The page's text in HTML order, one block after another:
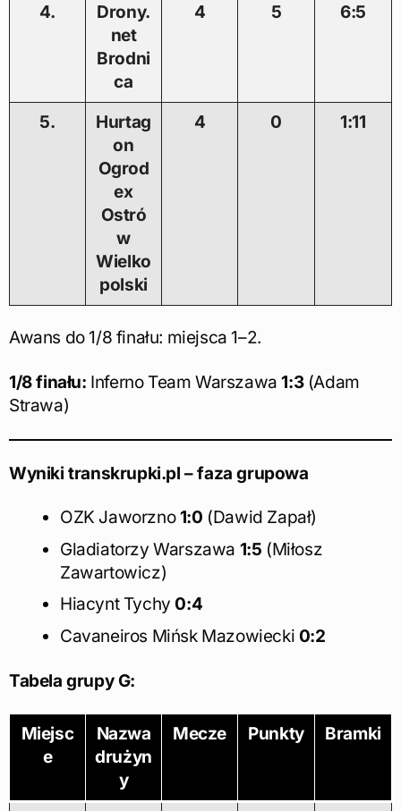
4.
Drony.
net
Brodni
ca
4 5 6:5
5.
Hurtag
on
Ogrod
ex
Ostró
w
Wielko
polski
4 0 1:11
Awans do 1/8 finału: miejsca 1–2.
1/8 finału: Inferno Team Warszawa1:3 (Adam
Strawa)
Wyniki transkrupki.pl – faza grupowa
OZK Jaworzno1:0 (Dawid Zapał)
Gladiatorzy Warszawa 1:5 (Miłosz
Zawartowicz)
Hiacynt Tychy 0:4
Cavaneiros Mińsk Mazowiecki 0:2
Tabela grupy G:
Miejsc
e
Nazwa
drużyn
y
Mecze Punkty Bramki